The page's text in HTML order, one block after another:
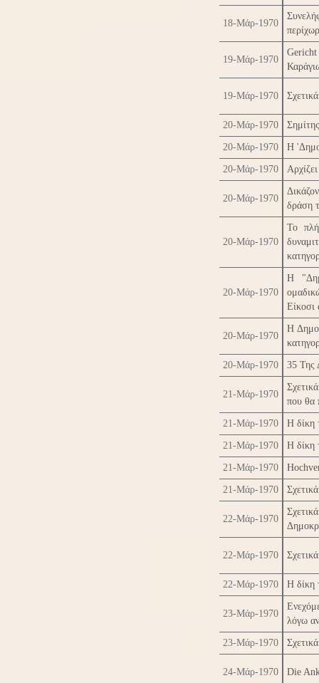
18-Μάρ-1970
19-Μάρ-1970
19-Μάρ-1970
20-Μάρ-1970
20-Μάρ-1970 Η
20-Μάρ-1970
20-Μάρ-1970
δράση
20-Μάρ-1970
Το
20-Μάρ-1970
Η
Είκοσι
20-Μάρ-1970
Η
20-Μάρ-1970 35 Της
21-Μάρ-1970
που θα
21-Μάρ-1970 Η δίκη
21-Μάρ-1970 Η δίκη
21-Μάρ-1970
21-Μάρ-1970
22-Μάρ-1970
22-Μάρ-1970
22-Μάρ-1970 Η δίκη
23-Μάρ-1970
λόγω
23-Μάρ-1970
24-Μάρ-1970 Die